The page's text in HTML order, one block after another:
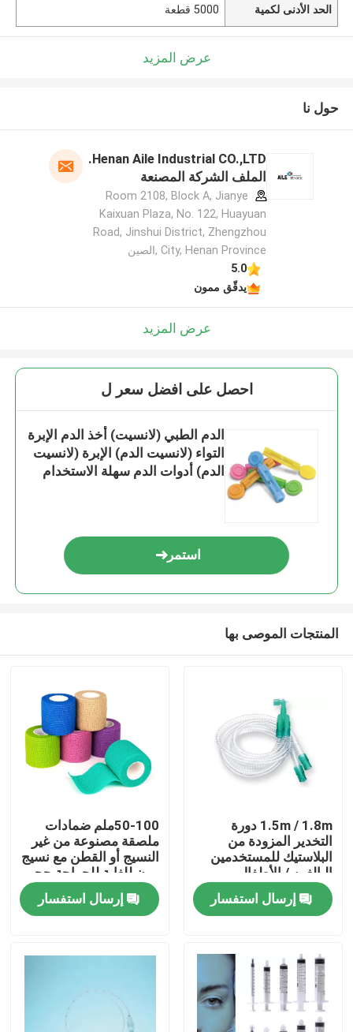
المنتجات
فيديوهات
الحد الأدنى لكمية 5000 قطعة
عرض المزيد
حول نا
Henan Aile Industrial CO.,LTD.
الملف الشركة المصنعة
Room 2108, Block A, Jianye
Kaixuan Plaza, No. 122, Huayuan
Road, Jinshui District, Zhengzhou
City, Henan Province ,الصين
5.0
يدقّق ممون
عرض المزيد
احصل على افضل سعر ل
الدم الطبي (لانسيت) أخذ الدم الإبرة
التواء (لانسيت الدم) الإبرة (لانسيت
الدم) أدوات الدم سهلة الاستخدام
استمر
المنتجات الموصى بها
1.5m / 1.8m دورة
التخدير المزودة من
البلاستيك للمستخدمين
البالغين / الأطفال
إرسال استفسار
50-100ملم ضمادات
ملصقة مصنوعة من غير
النسيج أو القطن مع نسيج
مرن للغاية للجراحة حجم
مخصص لون
إرسال استفسار